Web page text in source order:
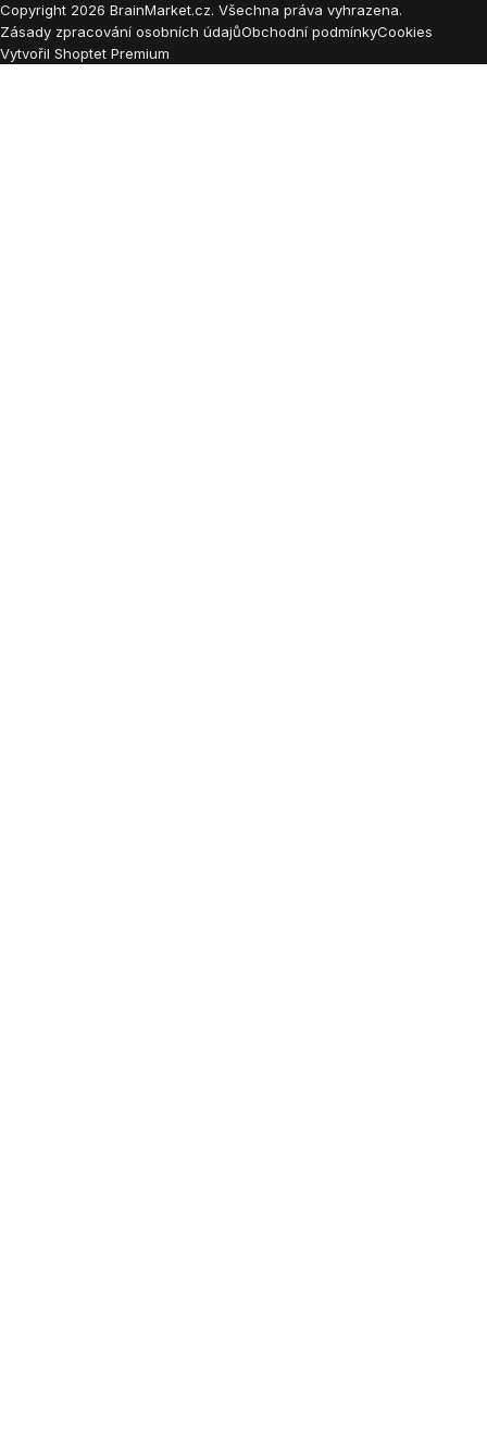
Copyright 2026 BrainMarket.cz. Všechna práva vyhrazena.
Zásady zpracování osobních údajůObchodní podmínkyCookies
Vytvořil Shoptet Premium